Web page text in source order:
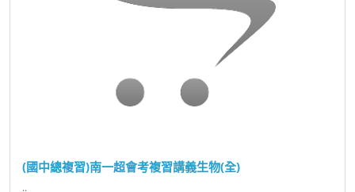
(國中總複習)南一超會考複習講義生物(全)
..